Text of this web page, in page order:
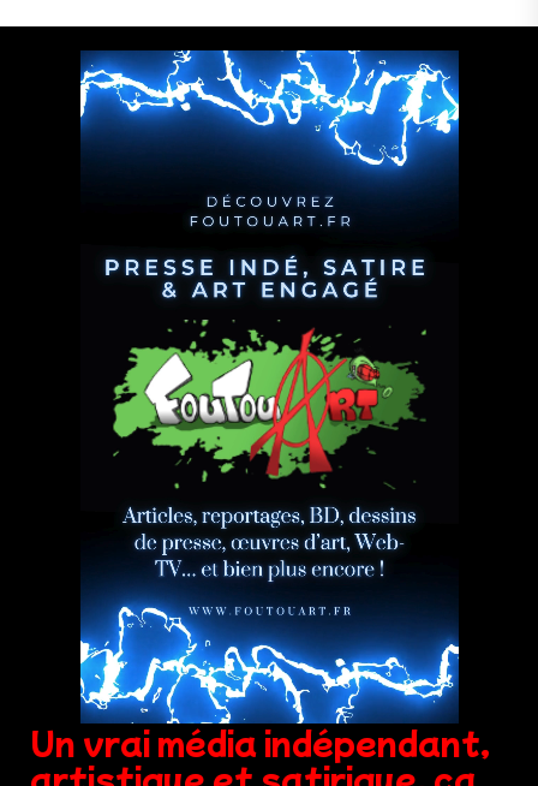
Un vrai média indépendant,
artistique et satirique, ça